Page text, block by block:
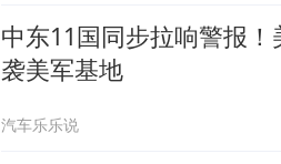
中东11国同步拉响警报
袭美军基地
汽车乐乐说